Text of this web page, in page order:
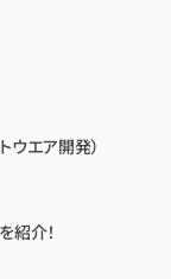
ウエア開発）
紹介！